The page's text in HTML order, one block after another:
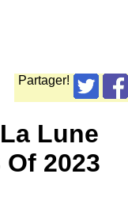
Partager!
Lune
2023